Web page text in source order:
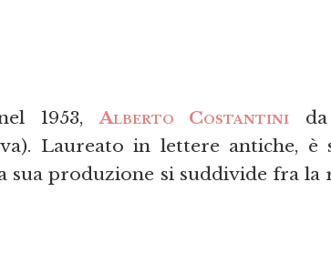
1953,Alberto Costantini
Laureato in lettere antiche, è
sua produzione si suddivide fra la